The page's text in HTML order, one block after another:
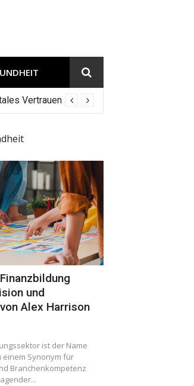
Vertrauen
und
Alex Harrison
ist der Name
einem Synonym für
Branchenkompetenz